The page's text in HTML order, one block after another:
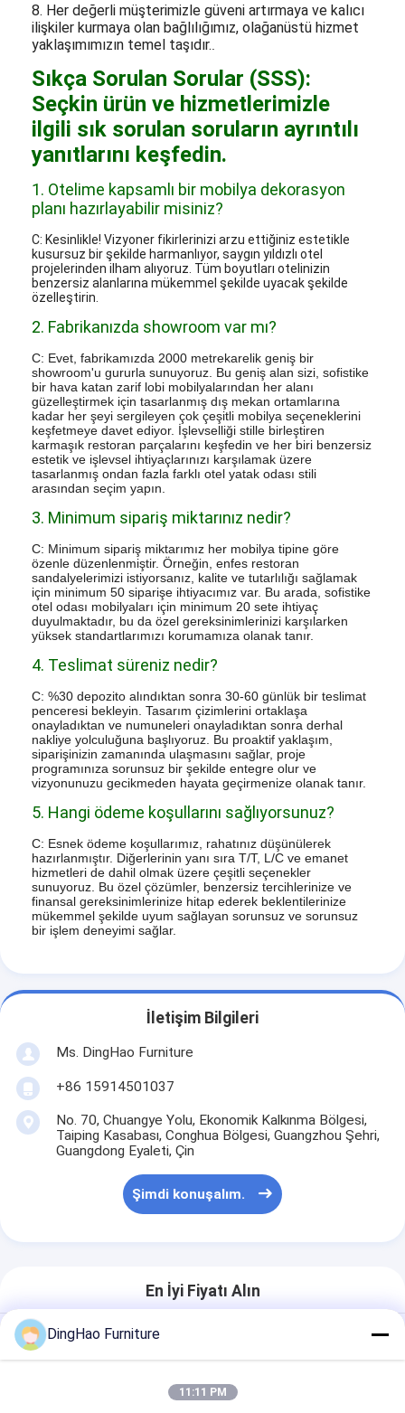
8. Her değerli müşterimizle güveni artırmaya ve kalıcı
ilişkiler kurmaya olan bağlılığımız, olağanüstü hizmet
yaklaşımımızın temel taşıdır.
Sıkça Sorulan Sorular (SSS):
Seçkin ürün ve hizmetlerimizle
ilgili sık sorulan soruların ayrıntılı
yanıtlarını keşfedin.
1. Otelime kapsamlı bir mobilya dekorasyon
planı hazırlayabilir misiniz?
C: Kesinlikle! Vizyoner fikirlerinizi arzu ettiğiniz estetikle
kusursuz bir şekilde harmanlıyor, saygın yıldızlı otel
projelerinden ilham alıyoruz. Tüm boyutları otelinizin
benzersiz alanlarına mükemmel şekilde uyacak şekilde
özelleştirin.
2. Fabrikanızda showroom var mı?
C: Evet, fabrikamızda 2000 metrekarelik geniş bir
showroom'u gururla sunuyoruz. Bu geniş alan sizi, sofistike
bir hava katan zarif lobi mobilyalarından her alanı
güzelleştirmek için tasarlanmış dış mekan ortamlarına
kadar her şeyi sergileyen çok çeşitli mobilya seçeneklerini
keşfetmeye davet ediyor. İşlevselliği stille birleştiren
karmaşık restoran parçalarını keşfedin ve her biri benzersiz
estetik ve işlevsel ihtiyaçlarınızı karşılamak üzere
tasarlanmış ondan fazla farklı otel yatak odası stili
arasından seçim yapın.
3. Minimum sipariş miktarınız nedir?
C: Minimum sipariş miktarımız her mobilya tipine göre
özenle düzenlenmiştir. Örneğin, enfes restoran
sandalyelerimizi istiyorsanız, kalite ve tutarlılığı sağlamak
için minimum 50 siparişe ihtiyacımız var. Bu arada, sofistike
otel odası mobilyaları için minimum 20 sete ihtiyaç
duyulmaktadır, bu da özel gereksinimlerinizi karşılarken
yüksek standartlarımızı korumamıza olanak tanır.
4. Teslimat süreniz nedir?
C: %30 depozito alındıktan sonra 30-60 günlük bir teslimat
penceresi bekleyin. Tasarım çizimlerini ortaklaşa
onayladıktan ve numuneleri onayladıktan sonra derhal
nakliye yolculuğuna başlıyoruz. Bu proaktif yaklaşım,
siparişinizin zamanında ulaşmasını sağlar, proje
programınıza sorunsuz bir şekilde entegre olur ve
vizyonunuzu gecikmeden hayata geçirmenize olanak tanır.
5. Hangi ödeme koşullarını sağlıyorsunuz?
C: Esnek ödeme koşullarımız, rahatınız düşünülerek
hazırlanmıştır. Diğerlerinin yanı sıra T/T, L/C ve emanet
hizmetleri de dahil olmak üzere çeşitli seçenekler
sunuyoruz. Bu özel çözümler, benzersiz tercihlerinize ve
finansal gereksinimlerinize hitap ederek beklentilerinize
mükemmel şekilde uyum sağlayan sorunsuz ve sorunsuz
bir işlem deneyimi sağlar.
İletişim Bilgileri
Ms. DingHao Furniture
+86 15914501037
No. 70, Chuangye Yolu, Ekonomik Kalkınma Bölgesi,
Taiping Kasabası, Conghua Bölgesi, Guangzhou Şehri,
Guangdong Eyaleti, Çin
Şimdi konuşalım.
En İyi Fiyatı Alın
çizgileriyle cam duvarlı çay
odaları ve iç bahçeleri
DingHao Furniture
11:11 PM